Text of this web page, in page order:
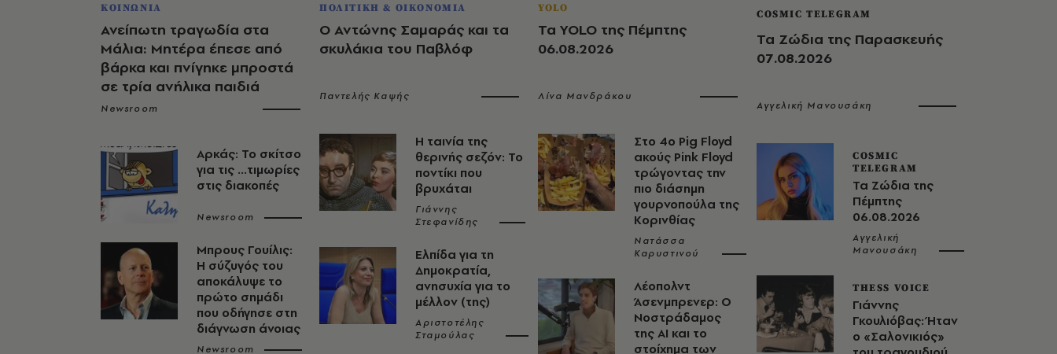
ΚΟΙΝΩΝΙΑ
Ανείπωτη τραγωδία στα
Μάλια: Μητέρα έπεσε από
βάρκα και πνίγηκε μπροστά
σε τρία ανήλικα παιδιά
Newsroom
Αρκάς: Το σκίτσο
για τις ...τιμωρίες
στις διακοπές
Newsroom
Μπρους Γουίλις:
Η σύζυγός του
αποκάλυψε το
πρώτο σημάδι
που οδήγησε στη
διάγνωση άνοιας
Newsroom
ΠΟΛΙΤΙΚΗ & ΟΙΚΟΝΟΜΙΑ
Ο Αντώνης Σαμαράς και τα
σκυλάκια του Παβλόφ
Παντελής Καψής
Η ταινία της
θερινής σεζόν: Το
ποντίκι που
βρυχάται
Γιάννης
Στεφανίδης
Ελπίδα για τη
Δημοκρατία,
ανησυχία για το
μέλλον (της)
Αριστοτέλης
Σταμούλας
YOLO
Τα YOLO της Πέμπτης
06.08.2026
Λίνα Μανδράκου
Στο 4ο Pig Floyd
ακούς Pink Floyd
τρώγοντας την
πιο διάσημη
γουρνοπούλα της
Κορινθίας
Νατάσσα
Καρυστινού
Λέοπολντ
Άσενμπρενερ: Ο
Νοστράδαμος
της AI και το
στοίχημα των
COSMIC TELEGRAM
Τα Ζώδια της Παρασκευής
07.08.2026
Αγγελική Μανουσάκη
COSMIC
TELEGRAM
Τα Ζώδια της
Πέμπτης
06.08.2026
Αγγελική
Μανουσάκη
THESS VOICE
Γιάννης
Γκουλιόβας: Ήταν
ο «Σαλονικιός»